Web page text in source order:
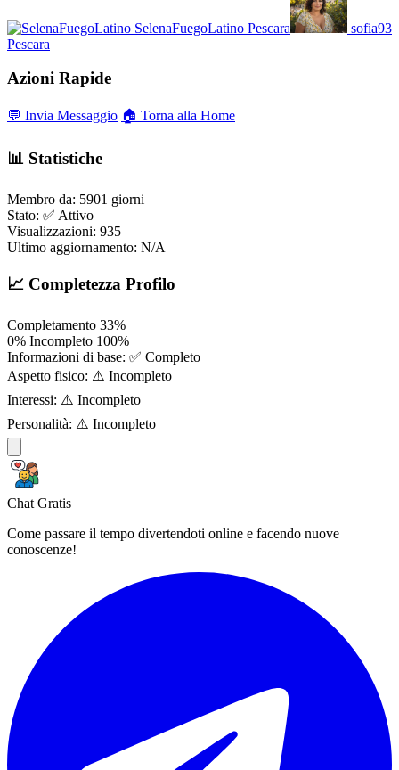
SelenaFuegoLatino Pescara
sofia93
Pescara
Azioni Rapide
💬 Invia Messaggio 🏠 Torna alla Home
📊 Statistiche
Membro da: 5901 giorni
Stato: ✅ Attivo
Visualizzazioni: 935
Ultimo aggiornamento: N/A
📈 Completezza Profilo
Completamento 33%
0% Incompleto 100%
Informazioni di base: ✅ Completo
Aspetto fisico: ⚠️ Incompleto
Interessi: ⚠️ Incompleto
Personalità: ⚠️ Incompleto
Chat Gratis
Come passare il tempo divertendoti online e facendo nuove
conoscenze!